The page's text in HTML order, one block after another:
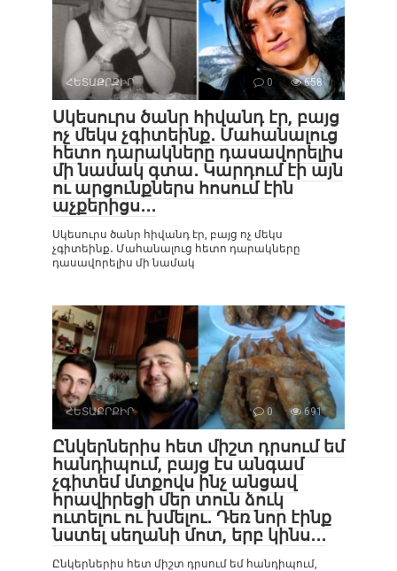
ՀԵՏԱՔՐՔԻՐ 0 658
Սկեսուրս ծանր հիվանդ էր, բայց
ոչ մեկս չգիտեինք․ Մահանալուց
հետո դարակները դասավորելիս
մի նամակ գտա․ Կարդում էի այն
ու արցունքներս հոսում էին
աչքերիցս․․․
Սկեսուրս ծանր հիվանդ էր, բայց ոչ մեկս
չգիտեինք․ Մահանալուց հետո դարակները
դասավորելիս մի նամակ
ՀԵՏԱՔՐՔԻՐ 0 691
Ընկերներիս հետ միշտ դրսում եմ
հանդիպում, բայց էս անգամ
չգիտեմ մտքովս ինչ անցավ
հրավիրեցի մեր տուն ձուկ
ուտելու ու խմելու․ Դեռ նոր էինք
նստել սեղանի մոտ, երբ կինս․․․
Ընկերներիս հետ միշտ դրսում եմ հանդիպում,